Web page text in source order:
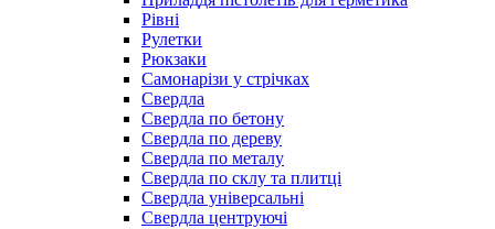
Рівні
Рулетки
Рюкзаки
Самонарізи у стрічках
Свердла
Свердла по бетону
Свердла по дереву
Свердла по металу
Свердла по склу та плитці
Свердла універсальні
Свердла центруючі